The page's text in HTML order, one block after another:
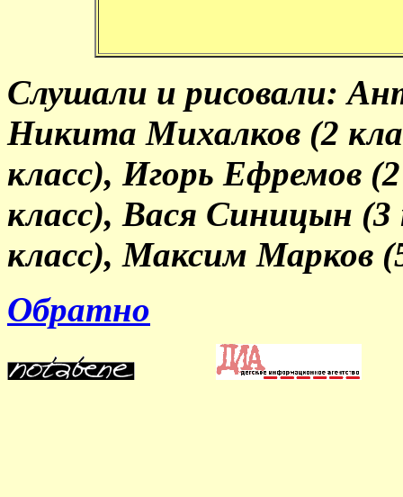
Слушали и рисовали:
Никита Михалков (2
класс), Игорь Ефремов
класс), Вася Синицын (3
класс), Максим Марков
Обратно